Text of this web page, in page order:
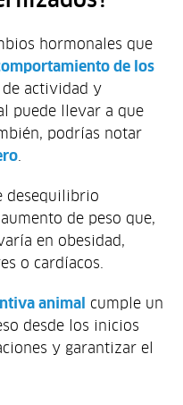
hormonales que
de los
actividad y
puede llevar a que
podrías notar
.
desequilibrio
de peso que,
en obesidad,
o cardíacos.
animal
cumple un
desde los inicios
y garantizar el